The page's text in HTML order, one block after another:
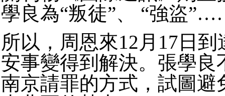
學良為“叛徒”、 “強盜
所以，周恩來12月17日
安事變得到解決。 張學良
南京請罪的方式，試圖避